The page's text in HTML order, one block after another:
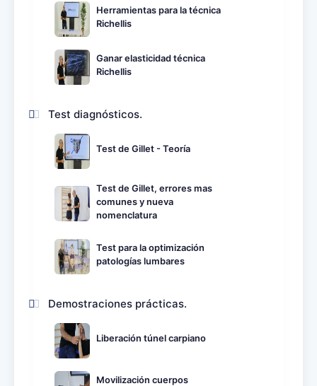
Herramientas para la técnica
Richellis
Ganar elasticidad técnica
Richellis
Test diagnósticos.
Test de Gillet - Teoría
Test de Gillet, errores mas
comunes y nueva
nomenclatura
Test para la optimización
patologías lumbares
Demostraciones prácticas.
Liberación túnel carpiano
Movilización cuerpos